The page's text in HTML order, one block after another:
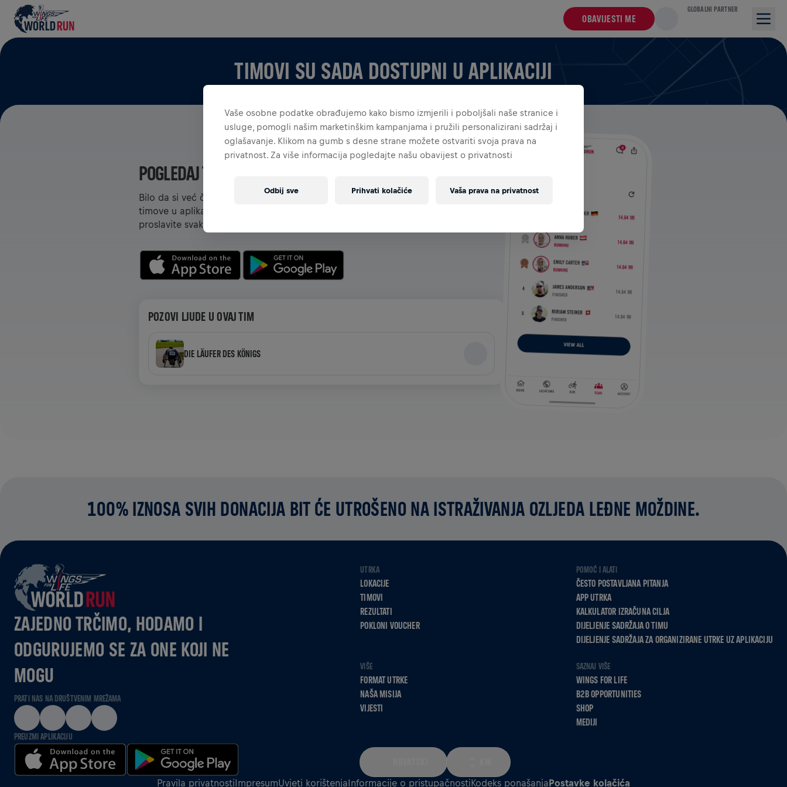
OBAVIJESTI ME
GLOBALNI PARTNER
TIMOVI SU SADA DOSTUPNI U APLIKACIJI
POGLEDAJ TIMOVE U APLIKACIJI
Bilo da si već član nekog tima ili da tek okupljaš svoj tim, istraži sve značajke za
timove u aplikaciji – međusobno komunicirajte, pratite rang-liste i zajedno
proslavite svaki uspjeh.
POZOVI LJUDE U OVAJ TIM
DIE LÄUFER DES KÖNIGS
100% IZNOSA SVIH DONACIJA BIT ĆE UTROŠENO NA ISTRAŽIVANJA OZLJEDA LEĐNE MOŽDINE.
ZAJEDNO TRČIMO, HODAMO I
ODGURUJEMO SE ZA ONE KOJI NE
MOGU
PRATI NAS NA DRUŠTVENIM MREŽAMA
PREUZMI APLIKACIJU
UTRKA
LOKACIJE
TIMOVI
REZULTATI
POKLONI VOUCHER
POMOĆ I ALATI
ČESTO POSTAVLJANA PITANJA
APP UTRKA
KALKULATOR IZRAČUNA CILJA
DIJELJENJE SADRŽAJA O TIMU
DIJELJENJE SADRŽAJA ZA ORGANIZIRANE UTRKE UZ APLIKACIJU
VIŠE
FORMAT UTRKE
NAŠA MISIJA
VIJESTI
SAZNAJ VIŠE
WINGS FOR LIFE
B2B OPPORTUNITIES
SHOP
MEDIJI
Pravila privatnostiImpresumUvjeti korištenjaInformacije o pristupačnostiKodeks ponašanjaPostavke kolačića
Vaše osobne podatke obrađujemo kako bismo izmjerili i poboljšali naše stranice i
usluge, pomogli našim marketinškim kampanjama i pružili personalizirani sadržaj i
oglašavanje. Klikom na gumb s desne strane možete ostvariti svoja prava na
privatnost. Za više informacija pogledajte našu obavijest o privatnosti
Vaša prava na privatnost
Odbij sve Prihvati kolačiće